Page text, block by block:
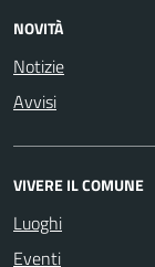
NOVITÀ
Notizie
Avvisi
VIVERE IL COMUNE
Luoghi
Eventi